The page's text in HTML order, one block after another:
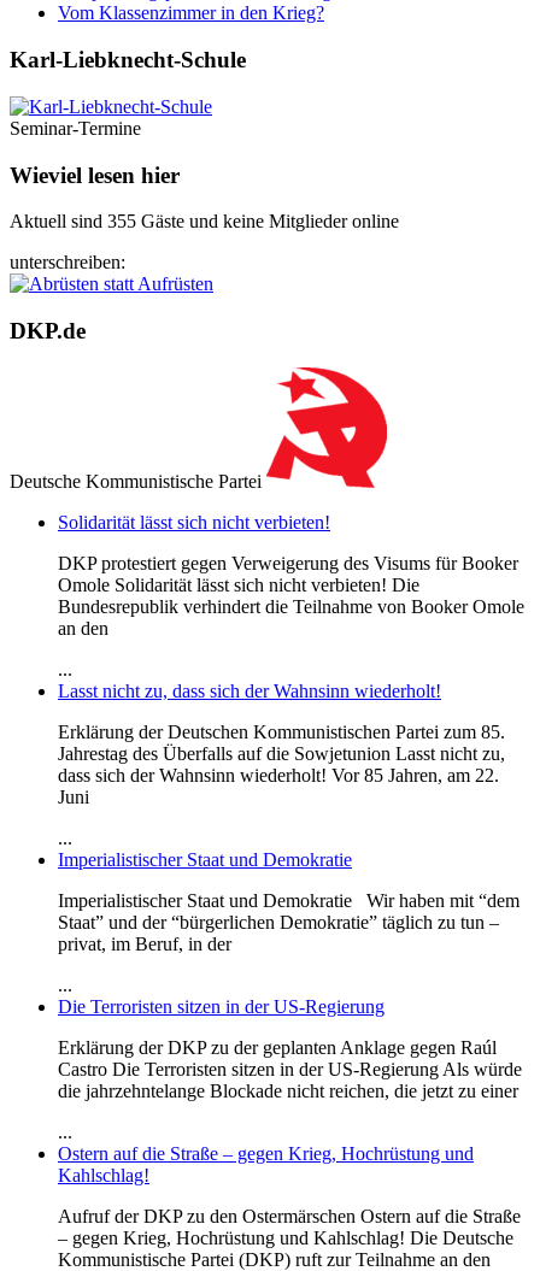
Vom Klassenzimmer in den Krieg?
Karl-Liebknecht-­Schule
Seminar-Termine
Wieviel lesen hier
Aktuell sind 355 Gäste und keine Mitglieder online
unterschreiben:
DKP.de
Deutsche Kommunistische Partei
Solidarität lässt sich nicht verbieten!
DKP protestiert gegen Verweigerung des Visums für Booker
Omole Solidarität lässt sich nicht verbieten! Die
Bundesrepublik verhindert die Teilnahme von Booker Omole
an den
...
Lasst nicht zu, dass sich der Wahnsinn wiederholt!
Erklärung der Deutschen Kommunistischen Partei zum 85.
Jahrestag des Überfalls auf die Sowjetunion Lasst nicht zu,
dass sich der Wahnsinn wiederholt! Vor 85 Jahren, am 22.
Juni
...
Imperialistischer Staat und Demokratie
Imperialistischer Staat und Demokratie Wir haben mit “dem
Staat” und der “bürgerlichen Demokratie” täglich zu tun –
privat, im Beruf, in der
...
Die Terroristen sitzen in der US-Regierung
Erklärung der DKP zu der geplanten Anklage gegen Raúl
Castro Die Terroristen sitzen in der US-Regierung Als würde
die jahrzehntelange Blockade nicht reichen, die jetzt zu einer
...
Ostern auf die Straße – gegen Krieg, Hochrüstung und
Kahlschlag!
Aufruf der DKP zu den Ostermärschen Ostern auf die Straße
– gegen Krieg, Hochrüstung und Kahlschlag! Die Deutsche
Kommunistische Partei (DKP) ruft zur Teilnahme an den